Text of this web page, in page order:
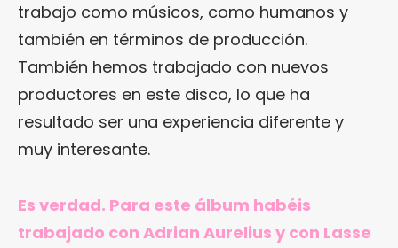
trabajo como músicos, como humanos y
también en términos de producción.
También hemos trabajado con nuevos
productores en este disco, lo que ha
resultado ser una experiencia diferente y
muy interesante.
Es verdad. Para este álbum habéis
trabajado con Adrian Aurelius y con Lasse